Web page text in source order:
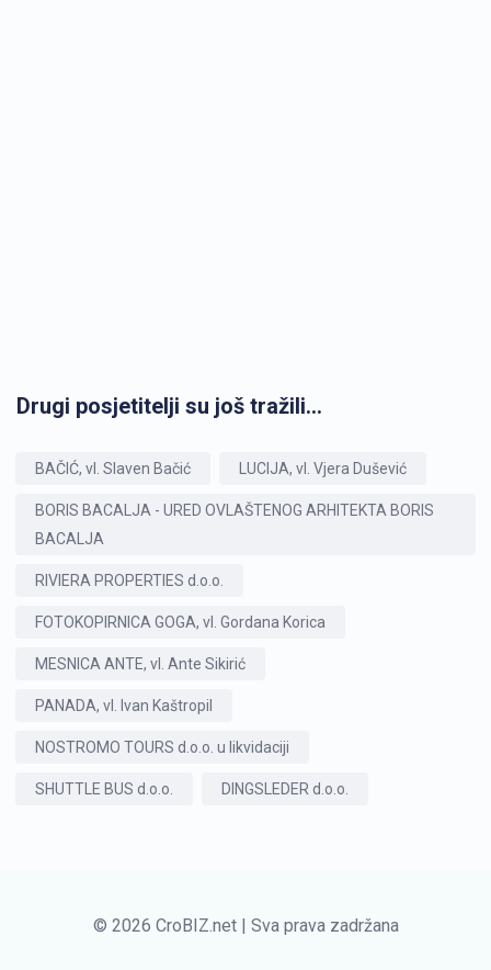
Drugi posjetitelji su još tražili...
BAČIĆ, vl. Slaven Bačić LUCIJA, vl. Vjera Dušević
BORIS BACALJA - URED OVLAŠTENOG ARHITEKTA BORIS
BACALJA
RIVIERA PROPERTIES d.o.o.
FOTOKOPIRNICA GOGA, vl. Gordana Korica
MESNICA ANTE, vl. Ante Sikirić
PANADA, vl. Ivan Kaštropil
NOSTROMO TOURS d.o.o. u likvidaciji
SHUTTLE BUS d.o.o. DINGSLEDER d.o.o.
© 2026 CroBIZ.net | Sva prava zadržana